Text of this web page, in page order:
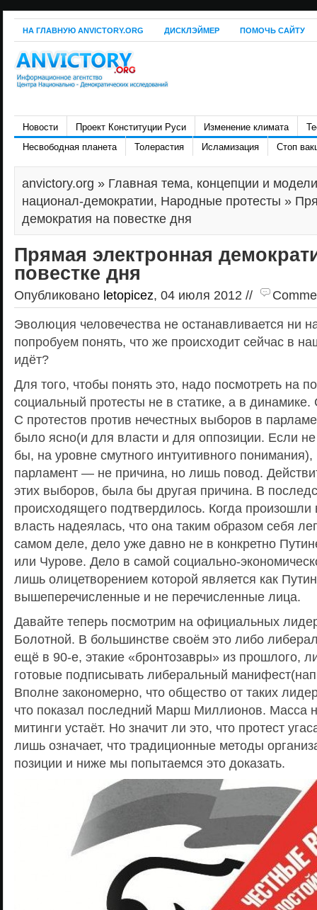
НА ГЛАВНУЮ ANVICTORY.ORG ДИСКЛЭЙМЕР ПОМОЧЬ САЙТУ
Новости Проект Конституции Руси Изменение климата
Несвободная планета
Толерастия Исламизация Стоп
anvictory.org » Главная тема, концепции и
национал-демократии, Народные протесты »
демократия на повестке дня
Прямая электронная
повестке дня
Опубликовано letopicez, 04 июля 2012 //
Эволюция человечества не останавливается ни
попробуем понять, что же происходит сейчас в
идёт?
Для того, чтобы понять это, надо посмотреть на
социальный протесты не в статике, а в динамике.
С протестов против нечестных выборов в
было ясно(и для власти и для оппозиции. Если не
бы, на уровне смутного интуитивного
парламент — не причина, но лишь повод.
этих выборов, была бы другая причина. В
происходящего подтвердилось. Когда
власть надеялась, что она таким образом себя
самом деле, дело уже давно не в конкретно
или Чурове. Дело в самой социально-
лишь олицетворением которой является как
вышеперечисленные и не перечисленные лица.
Давайте теперь посмотрим на официальных
Болотной. В большинстве своём это либо
ещё в 90-е, этакие «бронтозавры» из прошлого,
готовые подписывать либеральный
Вполне закономерно, что общество от таких
что показал последний Марш Миллионов. Масса
митинги устаёт. Но значит ли это, что протест
лишь означает, что традиционные методы
позиции и ниже мы попытаемся это доказать.